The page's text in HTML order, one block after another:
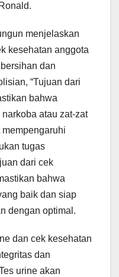
menjelaskan
kesehatan anggota
dan
“Tujuan dari
bahwa
atau zat-zat
tugas
dari cek
bahwa
baik dan siap
dengan optimal.
dan cek kesehatan
dan
urine akan